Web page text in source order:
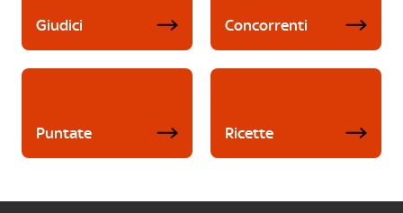
Giudici Concorrenti
Puntate Ricette